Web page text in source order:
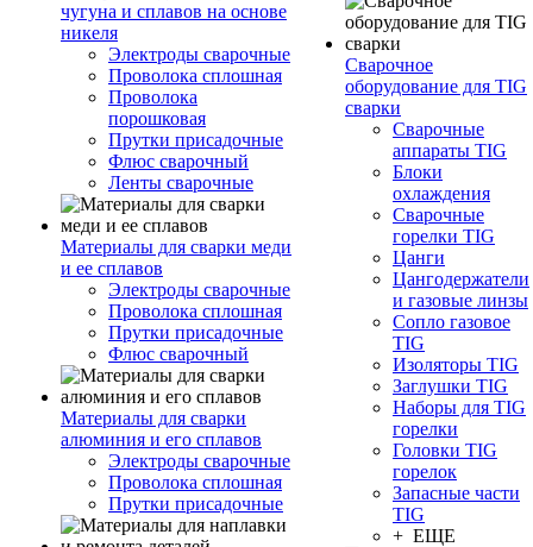
чугуна и сплавов на основе
никеля
Электроды сварочные
Проволока сплошная
Проволока
порошковая
Прутки присадочные
Флюс сварочный
Ленты сварочные
Материалы для сварки меди
и ее сплавов
Электроды сварочные
Проволока сплошная
Прутки присадочные
Флюс сварочный
Материалы для сварки
алюминия и его сплавов
Электроды сварочные
Проволока сплошная
Прутки присадочные
Сварочное
оборудование для TIG
сварки
Сварочные
аппараты TIG
Блоки
охлаждения
Сварочные
горелки TIG
Цанги
Цангодержатели
и газовые линзы
Сопло газовое
TIG
Изоляторы TIG
Заглушки TIG
Наборы для TIG
горелки
Головки TIG
горелок
Запасные части
TIG
+ ЕЩЕ